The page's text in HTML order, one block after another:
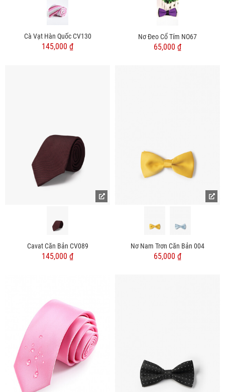
Cà Vạt Hàn Quốc CV130
145,000 ₫
Nơ Đeo Cổ Tím NO67
65,000 ₫
Cavat Căn Bản CV089
145,000 ₫
Nơ Nam Trơn Căn Bản 004
65,000 ₫